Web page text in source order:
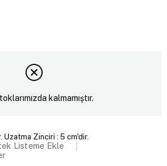
kalmamıştır.
Uzatma Zinciri : 5 cm'dir.
Listeme Ekle